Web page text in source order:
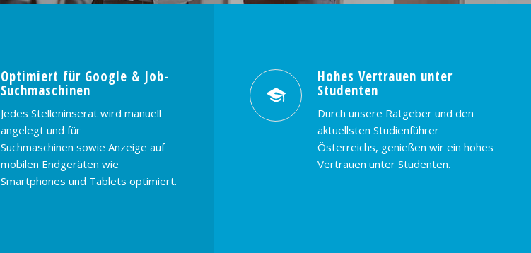
Optimiert für Google & Job-
Suchmaschinen
Jedes Stelleninserat wird manuell
angelegt und für
Suchmaschinen sowie Anzeige auf
mobilen Endgeräten wie
Smartphones und Tablets optimiert.
Hohes Vertrauen unter
Studenten
Durch unsere Ratgeber und den
aktuellsten Studienführer
Österreichs, genießen wir ein hohes
Vertrauen unter Studenten.